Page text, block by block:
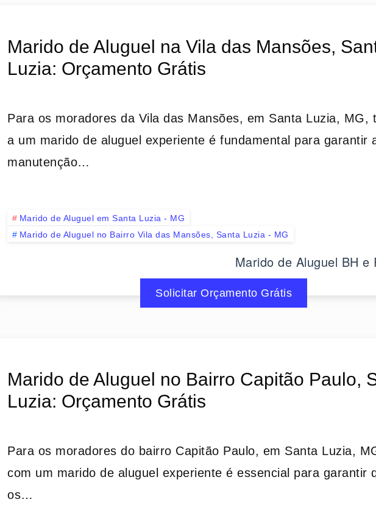
Marido de Aluguel na Vila das Mansões,
Luzia: Orçamento Grátis
Para os moradores da Vila das Mansões, em Santa Luzia, MG,
a um marido de aluguel experiente é fundamental para garantir
manutenção…
Marido de Aluguel em Santa Luzia - MG
Marido de Aluguel no Bairro Vila das Mansões, Santa Luzia - MG
Marido de Aluguel BH e
Solicitar Orçamento Grátis
Marido de Aluguel no Bairro Capitão Paulo,
Luzia: Orçamento Grátis
Para os moradores do bairro Capitão Paulo, em Santa Luzia,
com um marido de aluguel experiente é essencial para garantir
os…